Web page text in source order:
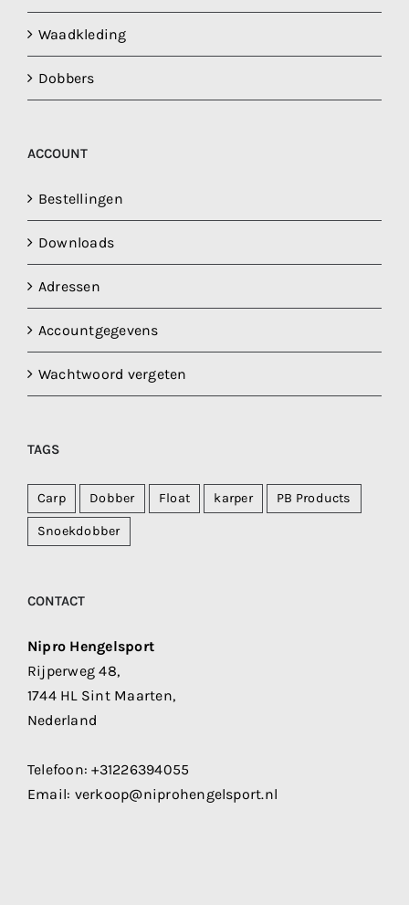
Waadkleding
Dobbers
ACCOUNT
Bestellingen
Downloads
Adressen
Accountgegevens
Wachtwoord vergeten
TAGS
Carp Dobber Float karper PB Products
Snoekdobber
CONTACT
Nipro Hengelsport
Rijperweg 48,
1744 HL Sint Maarten,
Nederland
Telefoon:+31226394055
Email: verkoop@niprohengelsport.nl